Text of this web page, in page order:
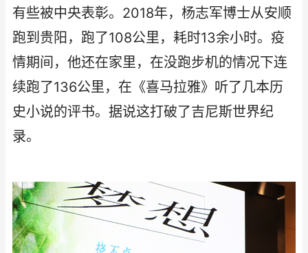
有些被中央表彰。2018年，杨志军博士从安顺
跑到贵阳，跑了108公里，耗时13余小时。疫
情期间，他还在家里，在没跑步机的情况下连
续跑了136公里，在《喜马拉雅》听了几本历
史小说的评书。据说这打破了‌‌吉尼斯世界纪
录。